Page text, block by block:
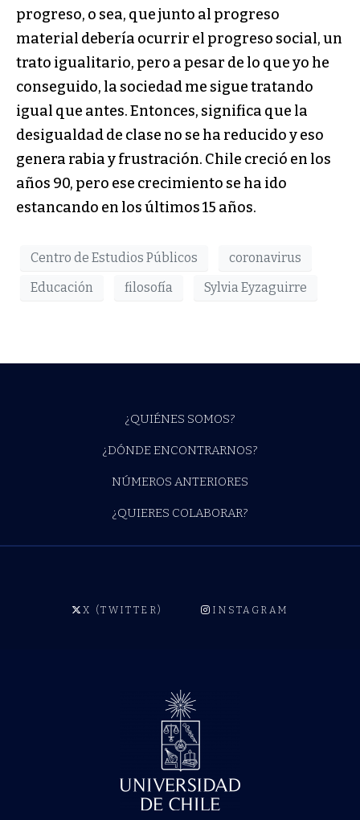
progreso, o sea, que junto al progreso
material debería ocurrir el progreso social, un
trato igualitario, pero a pesar de lo que yo he
conseguido, la sociedad me sigue tratando
igual que antes. Entonces, significa que la
desigualdad de clase no se ha reducido y eso
genera rabia y frustración. Chile creció en los
años 90, pero ese crecimiento se ha ido
estancando en los últimos 15 años.
Centro de Estudios Públicos
coronavirus
Educación
filosofía Sylvia Eyzaguirre
¿QUIÉNES SOMOS?
¿DÓNDE ENCONTRARNOS?
NÚMEROS ANTERIORES
¿QUIERES COLABORAR?
X (TWITTER) INSTAGRAM